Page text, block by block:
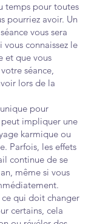
temps pour toutes
pourriez avoir. Un
vous sera
vous connaissez le
et que vous
séance,
lors de la
pour
impliquer une
karmique ou
Parfois, les effets
continue de se
même si vous
qui doit changer
certains, cela